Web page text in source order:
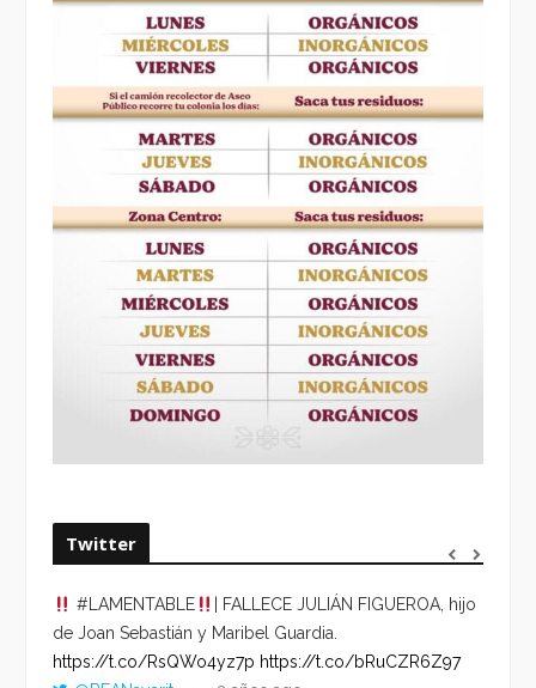
Twitter
#LAMENTABLE
| FALLECE JULIÁN FIGUEROA, hijo
de Joan Sebastián y Maribel Guardia.
https://t.co/RsQWo4yz7p https://t.co/bRuCZR6Z97